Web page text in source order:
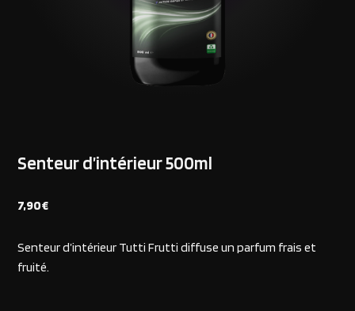
Senteur d’intérieur 500ml
7,90€
Senteur d’intérieur Tutti Frutti diffuse un parfum frais et
fruité.